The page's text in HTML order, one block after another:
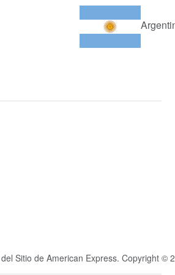
Sitio de American Express. Copyright ©